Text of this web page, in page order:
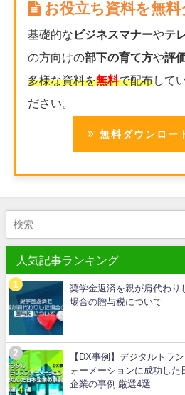
お役立ち資料を無
基礎的な ビジネスマナーやテ
の方向けの部下の育て方や評
多様な資料を無料で配布して
ださい。
無料ダウンロー
人気記事ランキング
奨学金返済を親が肩代わり
場合の贈与税について
【DX事例】デジタルトラ
ォーメーションに成功した
企業の事例 厳選4選